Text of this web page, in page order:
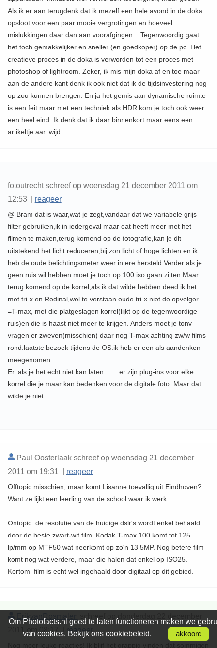
Als ik er aan terugdenk dat ik mezelf een hele avond in de doka
opsloot voor een paar mooie vergrotingen en hoeveel
mislukkingen daar dan aan voorafgingen... Tegenwoordig gaat
het toch gemakkelijker en sneller (en goedkoper) op de pc. Het
creatieve proces in de doka is verworden tot een proces met
photoshop of lightroom. Zeker, ik mis mijn doka af en toe maar
aan de andere kant denk ik ook niet dat ik de tijdsinvestering nog
op zou kunnen brengen. En ja het gemis aan dynamische ruimte
is een feit maar met een techniek als HDR kom je toch ook weer
een heel eind. Ik denk dat ik daar binnenkort maar eens een
artikeltje aan wijd.
fotoutrecht schreef op woensdag 21 december 2011 om
12:53 | reageer
@ Bram dat is waar,wat je zegt,vandaar dat we variabele grijs
filter gebruiken,ik in iedergeval maar dat heeft meer met het
filmen te maken,terug komend op de fotografie,kan je dit
uitstekend het licht reduceren,bij zon licht of hoge lichten en ik
heb de oude belichtingsmeter weer in ere hersteld.Verder als je
geen ruis wil hebben moet je toch op 100 iso gaan zitten.Maar
terug komend op de korrel,als ik dat wilde hebben deed ik het
met tri-x en Rodinal,wel te verstaan oude tri-x niet de opvolger
=T-max, met die platgeslagen korrel(lijkt op de tegenwoordige
ruis)en die is haast niet meer te krijgen. Anders moet je tonv
vragen er zweven(misschien) daar nog T-max achting zw/w films
rond.laatste bezoek tijdens de OS.ik heb er een als aandenken
meegenomen.
En als je het echt niet kan laten........er zijn plug-ins voor elke
korrel die je maar kan bedenken,voor de digitale foto. Maar dat
wilde je niet.
Paul Oosterlaak schreef op woensdag 21 december
2011 om 19:31 | reageer
Offtopic misschien, maar komt Lisanne toevallig uit Eindhoven?
Want ze lijkt een leerling van de school waar ik werk.
Ontopic: de resolutie van de huidige dslr's wordt enkel behaald
door de beste zwart-wit film. Kodak T-max 100 komt tot 125
lp/mm op MTF50 wat neerkomt op zo'n 13,5MP. Nog betere film
komt nog wat verdere, maar die halen dat enkel op ISO25.
Kortom: film is echt wel ingehaald door digitaal op dit gebied.
ErikvanRosmalen
schreef op donderdag 22 december
2011 om 08:17 | reageer
Om Photofacts.nl goed te laten functioneren maken we
van cookies. Bekijk ons cookiebeleid. akkoord